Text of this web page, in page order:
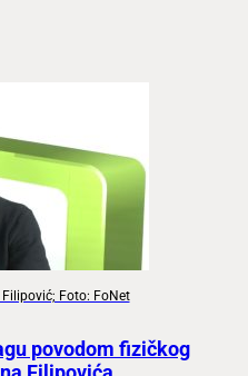
Foto: FoNet
povodom fizičkog